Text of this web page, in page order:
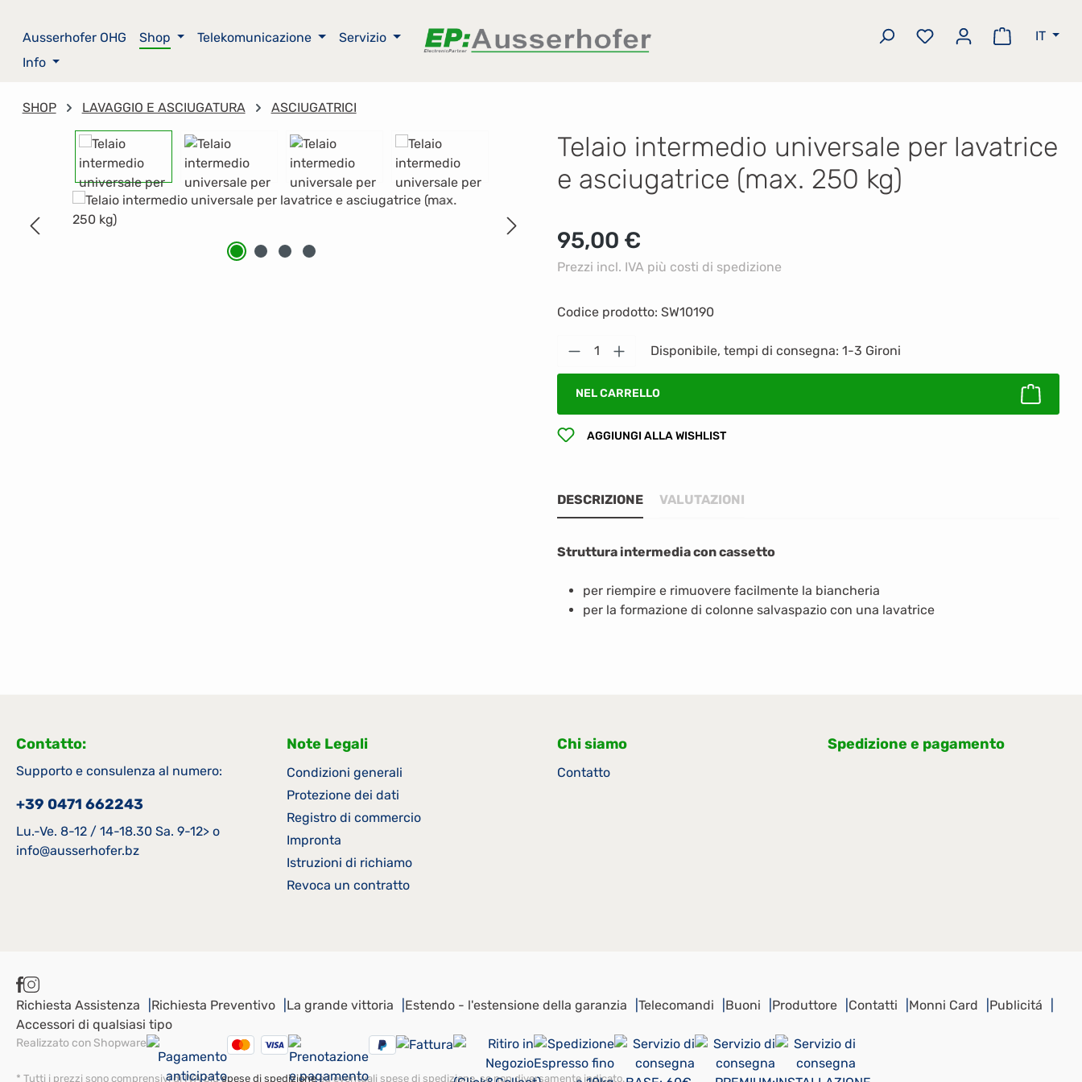
Ausserhofer OHG
Shop Telekomunicazione
Servizio
Info
Hai 0 articoli nella lista
Il carrello
IT
SHOP LAVAGGIO E ASCIUGATURA ASCIUGATRICI
Salta la galleria di immagini
Telaio intermedio universale per lavatrice
e asciugatrice (max. 250 kg)
Prezzo normale:
95,00 €
Prezzi incl. IVA più costi di spedizione
Codice prodotto: SW10190
Quantità del prodotto: inserisci la quantità desiderata o
Disponibile, tempi di consegna: 1-3 Gironi
NEL CARRELLO
AGGIUNGI ALLA WISHLIST
DESCRIZIONE VALUTAZIONI
Struttura intermedia con cassetto
per riempire e rimuovere facilmente la biancheria
per la formazione di colonne salvaspazio con una lavatrice
Contatto:
Supporto e consulenza al numero:
+39 0471 662243
Lu.-Ve. 8-12 / 14-18.30 Sa. 9-12> o
info@ausserhofer.bz
Note Legali
Condizioni generali
Protezione dei dati
Registro di commercio
Impronta
Istruzioni di richiamo
Revoca un contratto
Chi siamo
Contatto
Spedizione e pagamento
Richiesta Assistenza Richiesta Preventivo La grande vittoria Estendo - l'estensione della garanzia Telecomandi Buoni Produttore Contatti Monni Card
Publicitá
Accessori di qualsiasi tipo
Realizzato con Shopware
* Tutti i prezzi sono comprensivi di IVA piùspese di spedizioneed eventuali spese di spedizione, se non diversamente indicato.